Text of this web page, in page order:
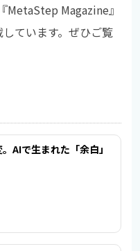
MetaStep Magazine』
ています。ぜひご覧
AIで生まれた「余白」